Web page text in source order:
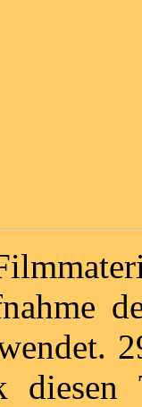
diesen